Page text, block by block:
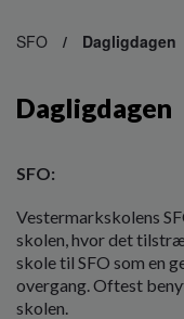
SFO Dagligdagen
Dagligdagen
SFO:
Vestermarkskolens
skolen, hvor det
skole til SFO som en
overgang. Oftest
skolen.